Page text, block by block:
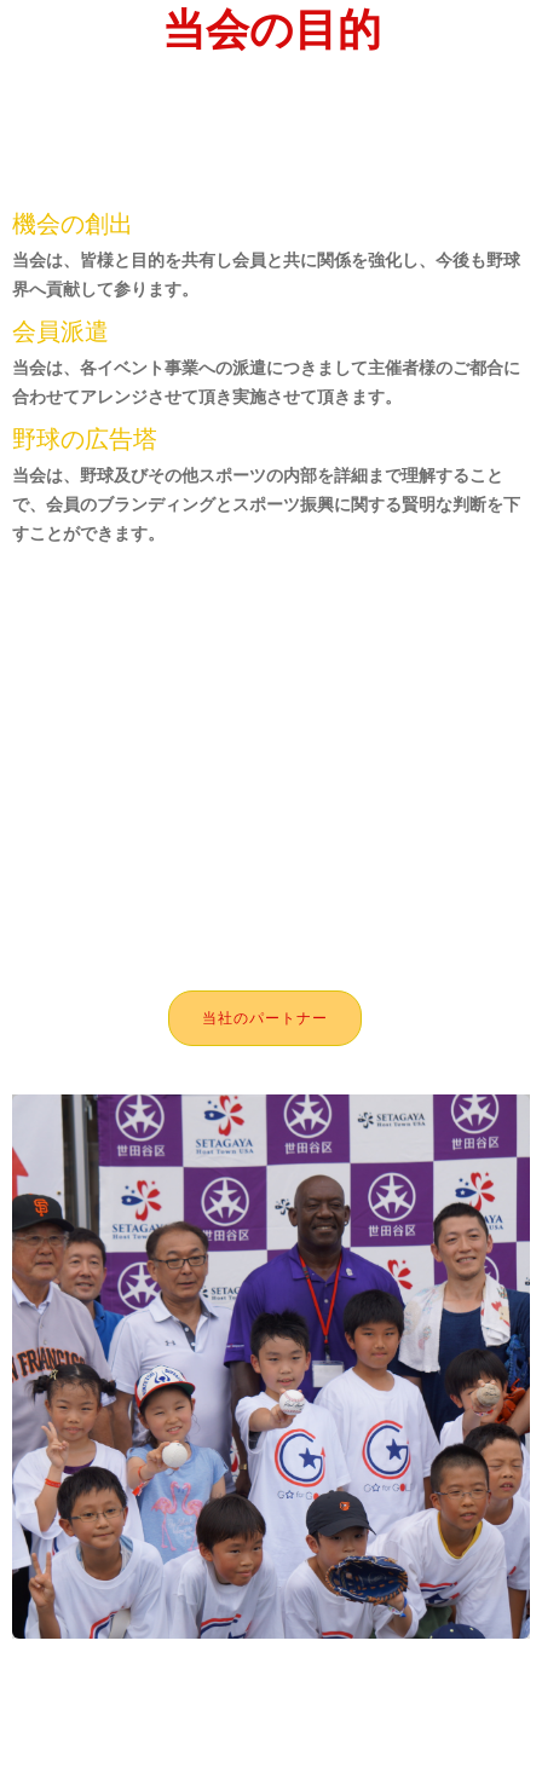
当会の目的
機会の創出
当会は、皆様と目的を共有し会員と共に関係を強化し、今後も野球
界へ貢献して参ります。
会員派遣
当会は、各イベント事業への派遣につきまして主催者様のご都合に
合わせてアレンジさせて頂き実施させて頂きます。
野球の広告塔
当会は、野球及びその他スポーツの内部を詳細まで理解すること
で、会員のブランディングとスポーツ振興に関する賢明な判断を下
すことができます。
当社のパートナー